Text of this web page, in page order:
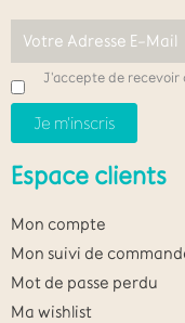
J'accepte de recevoir
Espace clients
Mon compte
Mon suivi de
Mot de passe perdu
Ma wishlist